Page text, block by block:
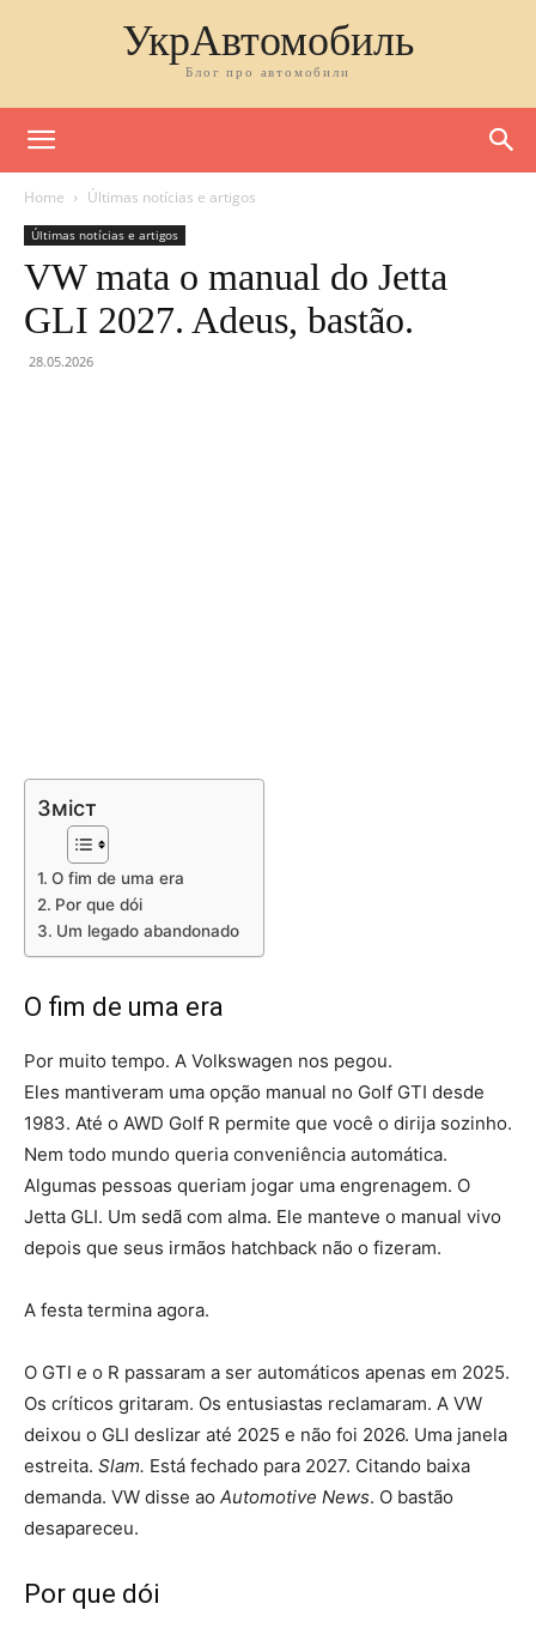
УкрАвтомобиль
Блог про автомобили
Home Últimas notícias e artigos
Últimas notícias e artigos
VW mata o manual do Jetta
GLI 2027. Adeus, bastão.
28.05.2026
Зміст
O fim de uma era
Por que dói
Um legado abandonado
O fim de uma era
Por muito tempo. A Volkswagen nos pegou.
Eles mantiveram uma opção manual no Golf GTI desde
1983. Até o AWD Golf R permite que você o dirija sozinho.
Nem todo mundo queria conveniência automática.
Algumas pessoas queriam jogar uma engrenagem. O
Jetta GLI. Um sedã com alma. Ele manteve o manual vivo
depois que seus irmãos hatchback não o fizeram.
A festa termina agora.
O GTI e o R passaram a ser automáticos apenas em 2025.
Os críticos gritaram. Os entusiastas reclamaram. A VW
deixou o GLI deslizar até 2025 e não foi 2026. Uma janela
estreita. Slam. Está fechado para 2027. Citando baixa
demanda. VW disse ao Automotive News. O bastão
desapareceu.
Por que dói